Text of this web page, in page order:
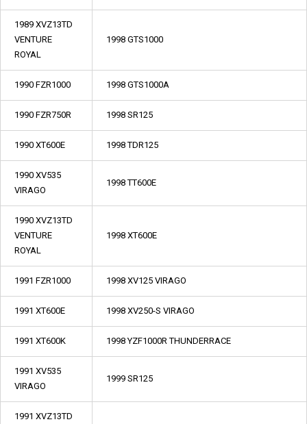
1989 XVZ13TD
VENTURE
ROYAL
1998 GTS1000
1990 FZR1000 1998 GTS1000A
1990 FZR750R 1998 SR125
1990 XT600E 1998 TDR125
1990 XV535
VIRAGO
1998 TT600E
1990 XVZ13TD
VENTURE
ROYAL
1998 XT600E
1991 FZR1000 1998 XV125 VIRAGO
1991 XT600E 1998 XV250-S VIRAGO
1991 XT600K 1998 YZF1000R THUNDERRACE
1991 XV535
VIRAGO
1999 SR125
1991 XVZ13TD